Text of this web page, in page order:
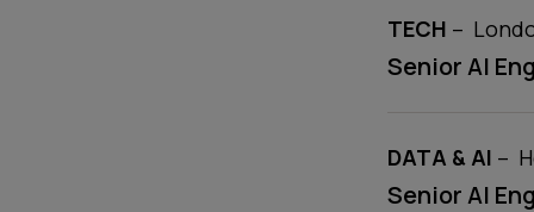
TECH –
Senior AI
DATA & AI –
Senior AI